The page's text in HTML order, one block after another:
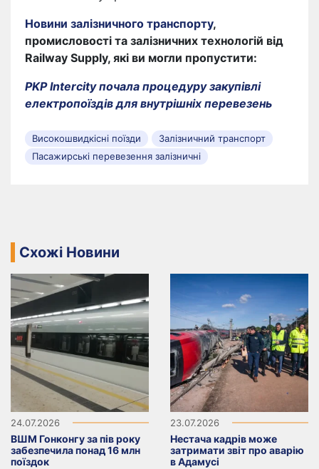
Новини залізничного транспорту,
промисловості та залізничних технологій від
Railway Supply, які ви могли пропустити:
PKP Intercity почала процедуру закупівлі
електропоїздів для внутрішніх перевезень
Високошвидкісні поїзди
Залізничний транспорт
Пасажирські перевезення залізничні
Схожі Новини
24.07.2026
ВШМ Гонконгу за пів року
забезпечила понад 16 млн
поїздок
23.07.2026
Нестача кадрів може
затримати звіт про аварію
в Адамусі